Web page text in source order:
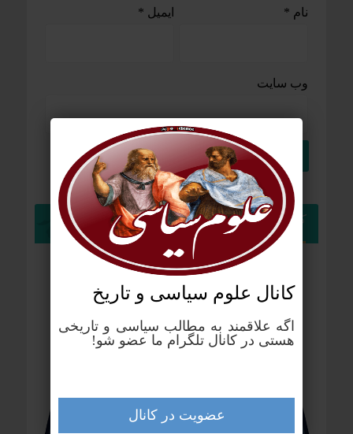
نام * ایمیل *
وب‌ سایت
کانال تلگرام علوم سیاسی
کانال علوم‌ سیاسی و تاریخ
اگه علاقمند به مطالب سیاسی و تاریخی
هستی در کانال تلگرام ما عضو شو!
عضویت در کانال